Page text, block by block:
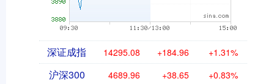
深证成指 14295.08 +184.96 +1.31%
沪深300 4689.96 +38.65 +0.83%